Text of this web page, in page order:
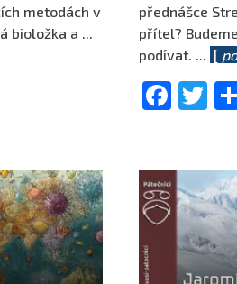
metodách v
bioložka a ...
přednášce
přítel?
podívat. ... [